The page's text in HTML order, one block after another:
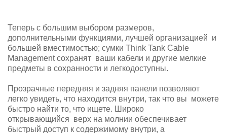
Теперь с большим выбором размеров,
дополнительными функциями, лучшей организацией и
большей вместимостью; сумки Think Tank Cable
Management сохранят ваши кабели и другие мелкие
предметы в сохранности и легкодоступны.
Прозрачные передняя и задняя панели позволяют
легко увидеть, что находится внутри, так что вы можете
быстро найти то, что ищете. Широко
открывающийся верх на молнии обеспечивает
быстрый доступ к содержимому внутри, а